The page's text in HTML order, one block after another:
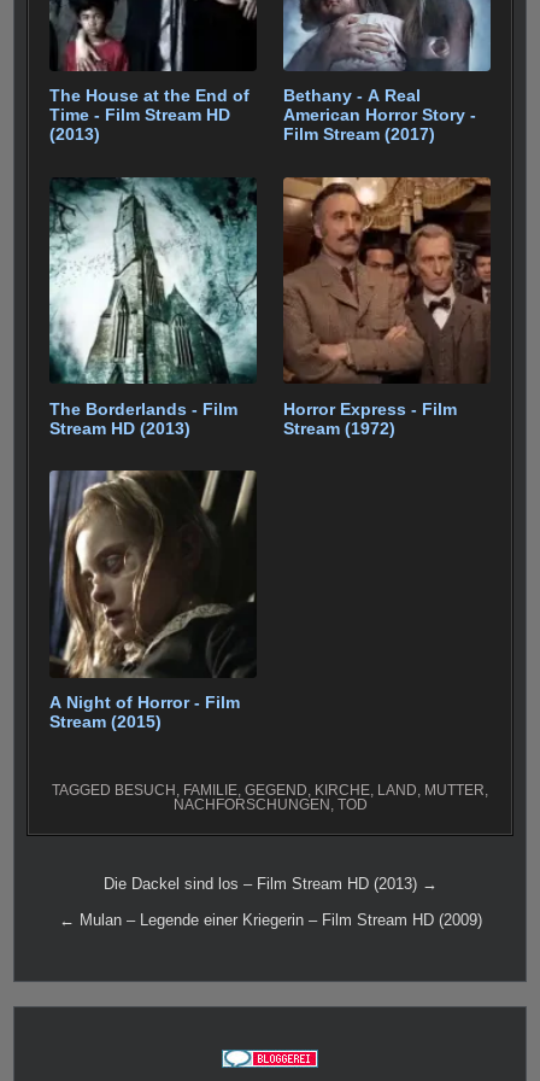
The House at the End of
Time - Film Stream HD
(2013)
Bethany - A Real
American Horror Story -
Film Stream (2017)
The Borderlands - Film
Stream HD (2013)
Horror Express - Film
Stream (1972)
A Night of Horror - Film
Stream (2015)
TAGGED BESUCH FAMILIE GEGEND KIRCHE LAND MUTTER
NACHFORSCHUNGEN TOD
Beitragsnavigation
Die Dackel sind los – Film Stream HD (2013) →
← Mulan – Legende einer Kriegerin – Film Stream HD (2009)